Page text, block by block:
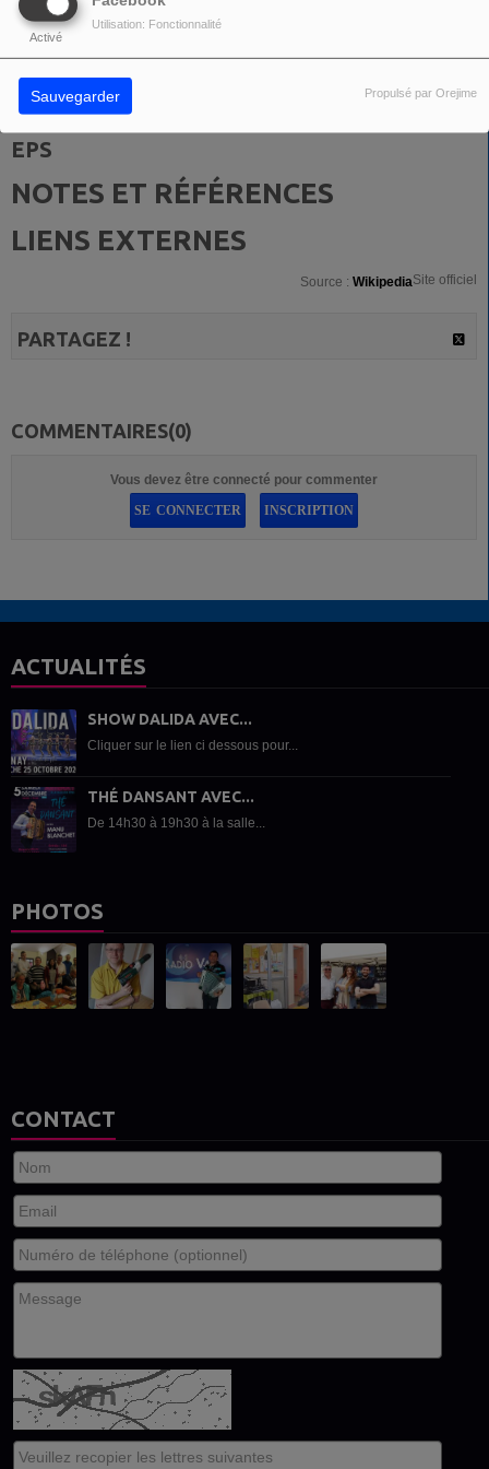
Activé
Utilisation: Fonctionnalité
Sauvegarder Propulsé par Orejime
Un concert à l'Olympia est prévu en mars 2017.
DISCOGRAPHIE
ALBUMS STUDIO
EPS
NOTES ET RÉFÉRENCES
LIENS EXTERNES
Site officiel
Source : Wikipedia
PARTAGEZ !
COMMENTAIRES(0)
Vous devez être connecté pour commenter
SE CONNECTER
INSCRIPTION
ACTUALITÉS
SHOW DALIDA AVEC...
Cliquer sur le lien ci dessous pour...
THÉ DANSANT AVEC...
De 14h30 à 19h30 à la salle...
PHOTOS
CONTACT